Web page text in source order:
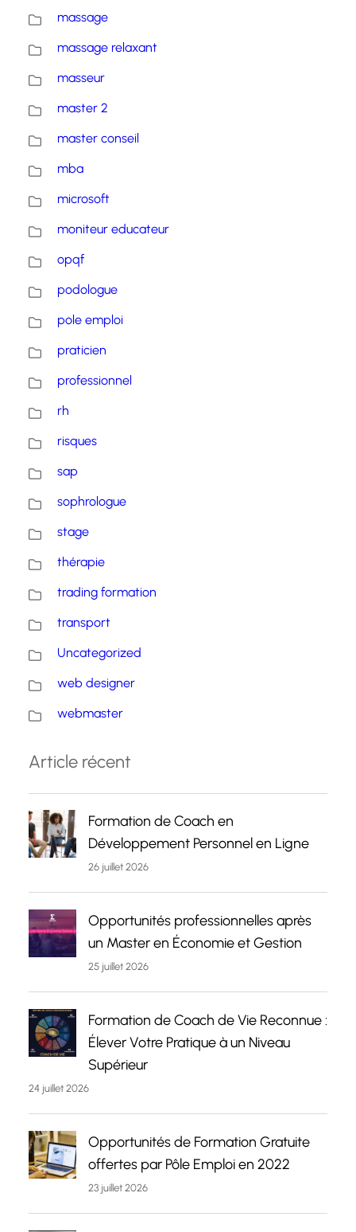
massage
massage relaxant
masseur
master 2
master conseil
mba
microsoft
moniteur educateur
opqf
podologue
pole emploi
praticien
professionnel
rh
risques
sap
sophrologue
stage
thérapie
trading formation
transport
Uncategorized
web designer
webmaster
Article récent
Formation de Coach en
Développement Personnel en Ligne
26 juillet 2026
Opportunités professionnelles après
un Master en Économie et Gestion
25 juillet 2026
Formation de Coach de Vie Reconnue :
Élever Votre Pratique à un Niveau
Supérieur
24 juillet 2026
Opportunités de Formation Gratuite
offertes par Pôle Emploi en 2022
23 juillet 2026